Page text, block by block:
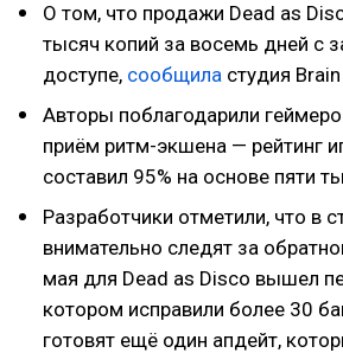
О том, что продажи Dead as
тысяч копий за восемь дней с
доступе, сообщила студия
Авторы поблагодарили
приём ритм-экшена — рейтинг
составил 95% на основе пяти
Разработчики отметили, что в
внимательно следят за
мая для Dead as Disco вышел
котором исправили более 30
готовят ещё один апдейт,